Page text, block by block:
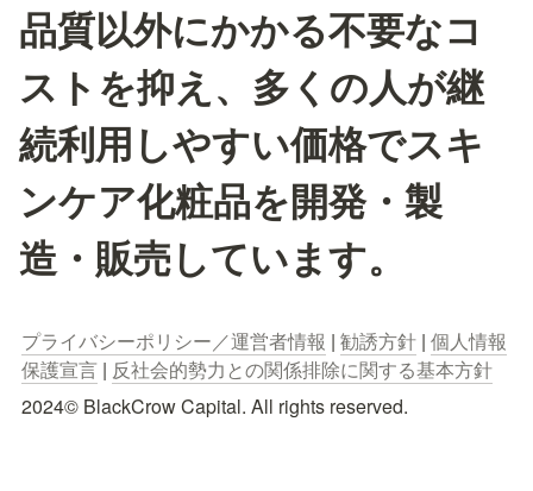
品質以外にかかる不要なコ
ストを抑え、多くの人が継
続利用しやすい価格でスキ
ンケア化粧品を開発・製
造・販売しています。
プライバシーポリシー／運営者情報 | 勧誘方針 | 個人情報
保護宣言 | 反社会的勢力との関係排除に関する基本方針
2024© BlackCrow Capital. All rights reserved.